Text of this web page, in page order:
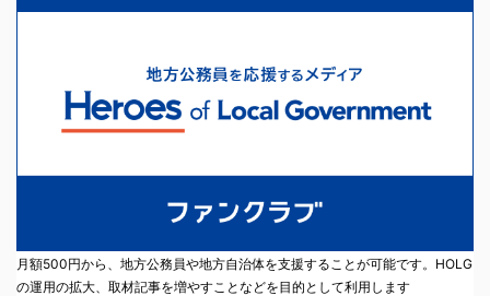
月額500円から、地方公務員や地方自治体を支援することが可能です。HOLG
の運用の拡大、取材記事を増やすことなどを目的として利用します